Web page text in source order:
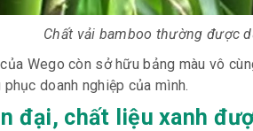
Chất vải bamboo thường được
Wego còn sở hữu bảng màu vô
doanh nghiệp của mình.
đại, chất liệu xanh